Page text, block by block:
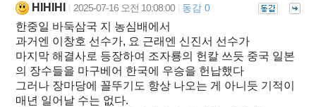
HIHIHI 2025-07-16 오전 10:08:00 동감 0
한중일 바둑삼국 지 농심배에서
과거엔 이창호 선수가, 요 근래엔 신진서 선수가
마지막 해결사로 등장하여 조자룡의 헌칼 쓰듯 중국 일본
의 장수들을 마구베어 한국에 우승을 헌납했다
그러나 장마당에 꼴뚜기도 항상 나오는 게 아니듯 기적이
매년 일어날 수는 없다.